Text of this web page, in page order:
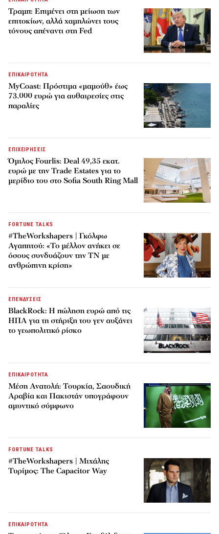
Τραμπ: Επιμένει στη μείωση των
επιτοκίων, αλλά χαμηλώνει τους
τόνους απέναντι στη Fed
ΕΠΙΚΑΙΡΟΤΗΤΑ
MyCoast: Πρόστιμα «μαμούθ» έως
73.000 ευρώ για αυθαιρεσίες στις
παραλίες
ΕΠΙΧΕΙΡΗΣΕΙΣ
Όμιλος Fourlis: Deal 49,35 εκατ.
ευρώ με την Trade Estates για το
μερίδιο του στο Sofia South Ring Mall
FORTUNE TALKS
#TheWorkshapers | Γκόλφω
Αγαπητού: «Το μέλλον ανήκει σε
όσους συνδυάζουν την ΤΝ με
ανθρώπινη κρίση»
ΕΠΕΝΔΥΣΕΙΣ
BlackRock: Η πώληση ευρώ από τις
ΗΠΑ για τη στήριξη του γεν αυξάνει
το γεωπολιτικό ρίσκο
ΕΠΙΚΑΙΡΟΤΗΤΑ
Μέση Ανατολή: Τουρκία, Σαουδική
Αραβία και Πακιστάν υπογράφουν
αμυντικό σύμφωνο
FORTUNE TALKS
#TheWorkshapers | Μιχάλης
Τυρίμος: The Capacitor Way
ΕΠΙΚΑΙΡΟΤΗΤΑ